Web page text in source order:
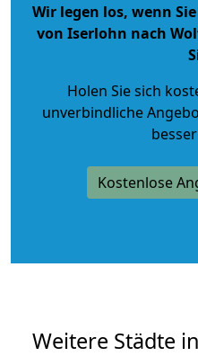
Wir legen los, wenn
von Iserlohn nach
Holen Sie sich
unverbindliche
Kostenlose
Weitere Städte